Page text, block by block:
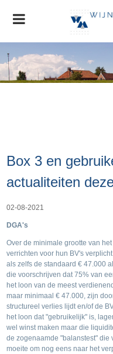
Home
Organisatie
Stichting MVO
Contact
Box 3 en
actualiteiten
02-08-2021
DGA's
Over de minimale grootte van
verrichten voor hun BV's
als zelfs de standaard € 47.000
die voorschrijven dat 75% van
het loon van de meest
maar minimaal € 47.000, zijn
structureel verlies lijdt en/of de
het loon dat "gebruikelijk" is,
wel winst maken maar die
de zogenaamde "balanstest"
moeite om nog eens naar het